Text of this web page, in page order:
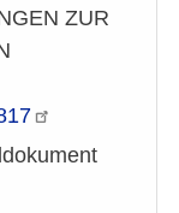
ZUR